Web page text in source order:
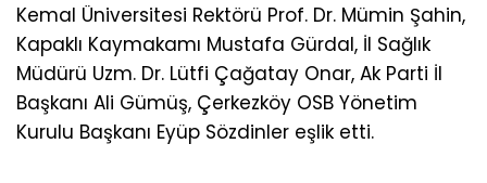
Kemal Üniversitesi Rektörü Prof. Dr. Mümin Şahin,
Kapaklı Kaymakamı Mustafa Gürdal, İl Sağlık
Müdürü Uzm. Dr. Lütfi Çağatay Onar, Ak Parti İl
Başkanı Ali Gümüş, Çerkezköy OSB Yönetim
Kurulu Başkanı Eyüp Sözdinler eşlik etti.